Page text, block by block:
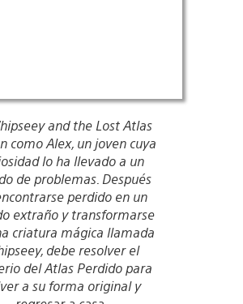
and the Lost Atlas
como Alex, un joven cuya
lo ha llevado a un
de problemas. Después
perdido en un
extraño y transformarse
criatura mágica llamada
debe resolver el
del Atlas Perdido para
a su forma original y